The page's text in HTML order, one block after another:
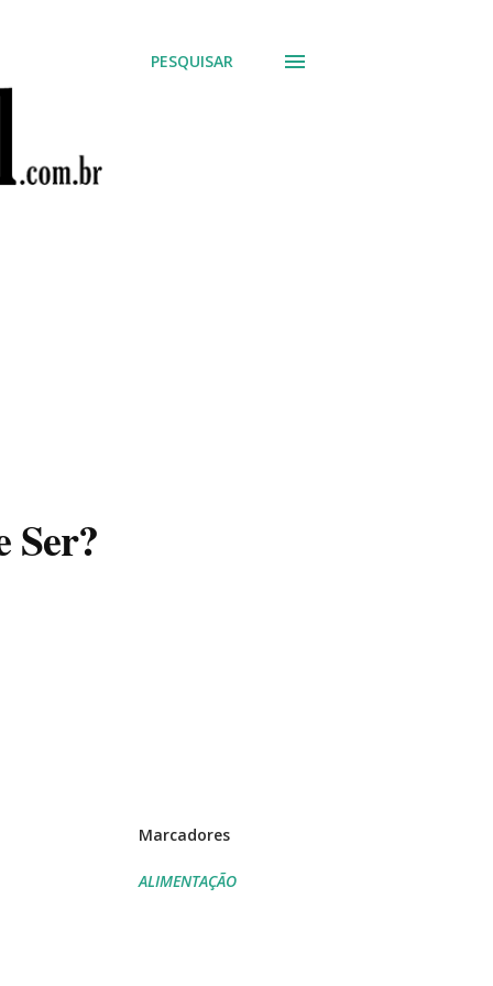
PESQUISAR
Ser?
Marcadores
ALIMENTAÇÃO